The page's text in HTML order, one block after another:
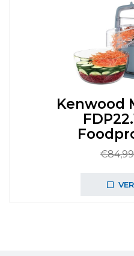
Kenwood
€84,99